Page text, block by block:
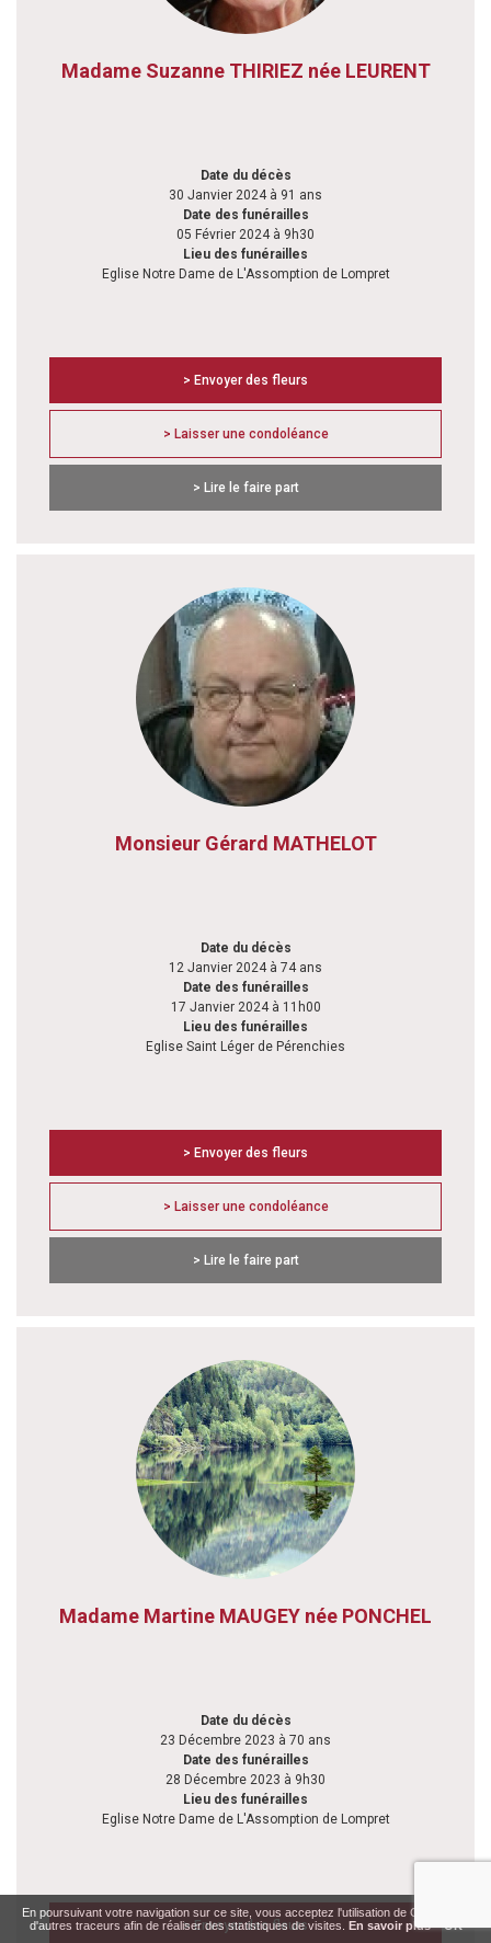
Madame Suzanne THIRIEZ née LEURENT
Date du décès
30 Janvier 2024 à 91 ans
Date des funérailles
05 Février 2024 à 9h30
Lieu des funérailles
Eglise Notre Dame de L'Assomption de Lompret
> Envoyer des fleurs
> Laisser une condoléance
> Lire le faire part
Monsieur Gérard MATHELOT
Date du décès
12 Janvier 2024 à 74 ans
Date des funérailles
17 Janvier 2024 à 11h00
Lieu des funérailles
Eglise Saint Léger de Pérenchies
> Envoyer des fleurs
> Laisser une condoléance
> Lire le faire part
Madame Martine MAUGEY née PONCHEL
Date du décès
23 Décembre 2023 à 70 ans
Date des funérailles
28 Décembre 2023 à 9h30
Lieu des funérailles
Eglise Notre Dame de L'Assomption de Lompret
> Envoyer des fleurs
En poursuivant votre navigation sur ce site, vous acceptez l'utilisation de Cookies ou
d'autres traceurs afin de réaliser des statistiques de visites. En savoir plus OK